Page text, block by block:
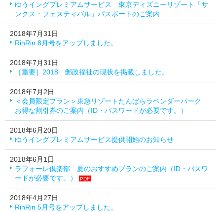
ゆうイングプレミアムサービス 東京ディズニーリゾート「サ
ンクス・フェスティバル」パスポートのご案内
2018年7月31日
RinRin 8月号をアップしました。
2018年7月31日
［重要］2018 郵政福祉の現状を掲載しました。
2018年7月2日
＜会員限定プラン＞東急リゾートたんばらラベンダーパーク
お得な割引券のご案内（ID・パスワードが必要です。）
2018年6月20日
ゆうイングプレミアムサービス提供開始のお知らせ
2018年6月1日
ラフォーレ倶楽部 夏のおすすめプランのご案内（ID・パスワ
ードが必要です。）
PDF
2018年4月27日
RinRin 5月号をアップしました。